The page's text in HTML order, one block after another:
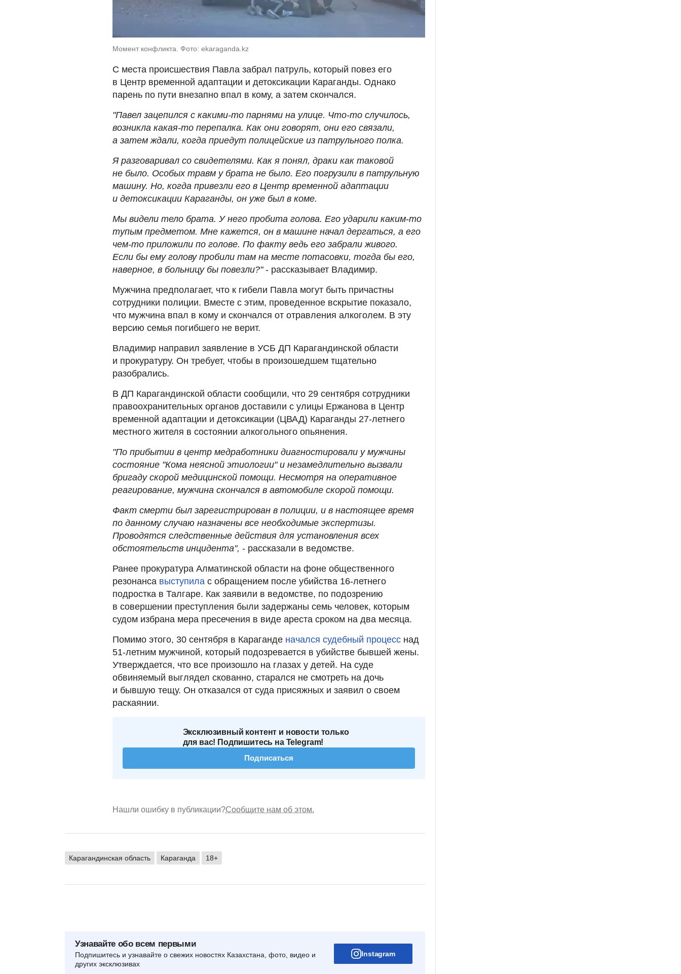
Момент конфликта. Фото: ekaraganda.kz
С места происшествия Павла забрал патруль, который повез его
в Центр временной адаптации и детоксикации Караганды. Однако
парень по пути внезапно впал в кому, а затем скончался.
"Павел зацепился с какими-то парнями на улице. Что-то случилось,
возникла какая-то перепалка. Как они говорят, они его связали,
а затем ждали, когда приедут полицейские из патрульного полка.
Я разговаривал со свидетелями. Как я понял, драки как таковой
не было. Особых травм у брата не было. Его погрузили в патрульную
машину. Но, когда привезли его в Центр временной адаптации
и детоксикации Караганды, он уже был в коме.
Мы видели тело брата. У него пробита голова. Его ударили каким-то
тупым предметом. Мне кажется, он в машине начал дергаться, а его
чем-то приложили по голове. По факту ведь его забрали живого.
Если бы ему голову пробили там на месте потасовки, тогда бы его,
наверное, в больницу бы повезли?" - рассказывает Владимир.
Мужчина предполагает, что к гибели Павла могут быть причастны
сотрудники полиции. Вместе с этим, проведенное вскрытие показало,
что мужчина впал в кому и скончался от отравления алкоголем. В эту
версию семья погибшего не верит.
Владимир направил заявление в УСБ ДП Карагандинской области
и прокуратуру. Он требует, чтобы в произошедшем тщательно
разобрались.
В ДП Карагандинской области сообщили, что 29 сентября сотрудники
правоохранительных органов доставили с улицы Ержанова в Центр
временной адаптации и детоксикации (ЦВАД) Караганды 27-летнего
местного жителя в состоянии алкогольного опьянения.
"По прибытии в центр медработники диагностировали у мужчины
состояние "Кома неясной этиологии" и незамедлительно вызвали
бригаду скорой медицинской помощи. Несмотря на оперативное
реагирование, мужчина скончался в автомобиле скорой помощи.
Факт смерти был зарегистрирован в полиции, и в настоящее время
по данному случаю назначены все необходимые экспертизы.
Проводятся следственные действия для установления всех
обстоятельств инцидента", - рассказали в ведомстве.
Ранее прокуратура Алматинской области на фоне общественного
резонанса выступила с обращением после убийства 16-летнего
подростка в Талгаре. Как заявили в ведомстве, по подозрению
в совершении преступления были задержаны семь человек, которым
судом избрана мера пресечения в виде ареста сроком на два месяца.
Помимо этого, 30 сентября в Караганде начался судебный процесс над
51-летним мужчиной, который подозревается в убийстве бывшей жены.
Утверждается, что все произошло на глазах у детей. На суде
обвиняемый выглядел скованно, старался не смотреть на дочь
и бывшую тещу. Он отказался от суда присяжных и заявил о своем
раскаянии.
Эксклюзивный контент и новости только
для вас! Подпишитесь на Telegram!
Подписаться
Нашли ошибку в публикации?Сообщите нам об этом.
Карагандинская область Караганда 18+
Узнавайте обо всем первыми
Подпишитесь и узнавайте о свежих новостях Казахстана, фото, видео и
других эксклюзивах
Instagram